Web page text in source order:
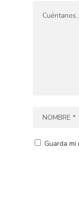
Guarda